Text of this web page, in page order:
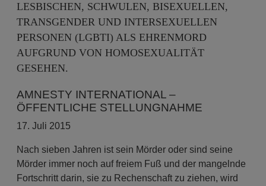
LESBISCHEN, SCHWULEN, BISEXUELLEN,
TRANSGENDER UND INTERSEXUELLEN
PERSONEN (LGBTI) ALS EHRENMORD
AUFGRUND VON HOMOSEXUALITÄT
GESEHEN.
AMNESTY INTERNATIONAL –
ÖFFENTLICHE STELLUNGNAHME
17. Juli 2015
Nach sieben Jahren ist sein Mörder oder sind seine
Mörder immer noch auf freiem Fuß und der mangelnde
Fortschritt darin, sie zu Rechenschaft zu ziehen, wird